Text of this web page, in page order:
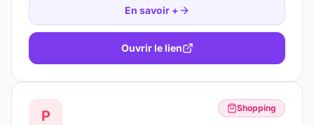
En savoir +
Ouvrir le lien
P Shopping